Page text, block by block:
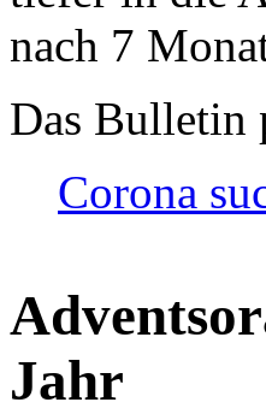
nach 7
Das Bulletin
Corona
Jahr